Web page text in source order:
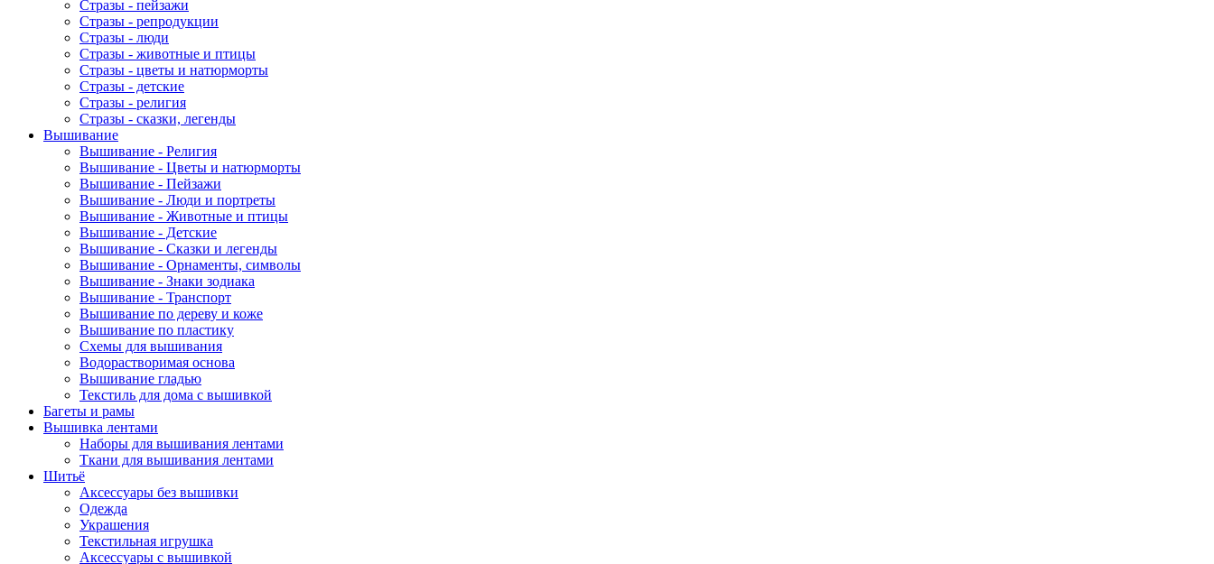
Стразы - пейзажи
Стразы - репродукции
Стразы - люди
Стразы - животные и птицы
Стразы - цветы и натюрморты
Стразы - детские
Стразы - религия
Стразы - сказки, легенды
Вышивание
Вышивание - Религия
Вышивание - Цветы и натюрморты
Вышивание - Пейзажи
Вышивание - Люди и портреты
Вышивание - Животные и птицы
Вышивание - Детские
Вышивание - Сказки и легенды
Вышивание - Орнаменты, символы
Вышивание - Знаки зодиака
Вышивание - Транспорт
Вышивание по дереву и коже
Вышивание по пластику
Схемы для вышивания
Водорастворимая основа
Вышивание гладью
Текстиль для дома с вышивкой
Багеты и рамы
Вышивка лентами
Наборы для вышивания лентами
Ткани для вышивания лентами
Шитьё
Аксессуары без вышивки
Одежда
Украшения
Текстильная игрушка
Аксессуары с вышивкой